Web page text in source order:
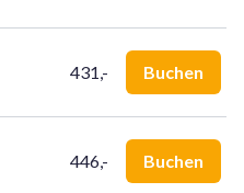
verfügt über einen
Sommertage ist. Es gibt
Fahrräder abgestellt
431,- Buchen
446,- Buchen